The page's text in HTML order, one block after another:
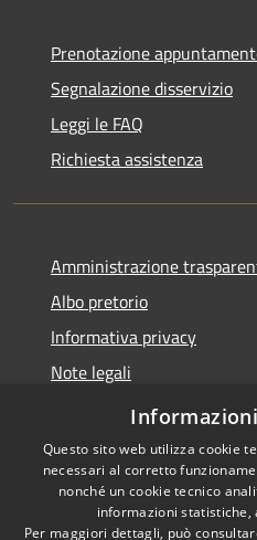
Prenotazione
Segnalazione disservizio
Leggi le FAQ
Richiesta assistenza
Amministrazione
Albo pretorio
Informativa privacy
Note legali
Dichiarazione di accessibilità
Questo sito web utilizza cookie
necessari al corretto
nonché un cookie tecnico
informazioni statistiche,
Per maggiori dettagli, può